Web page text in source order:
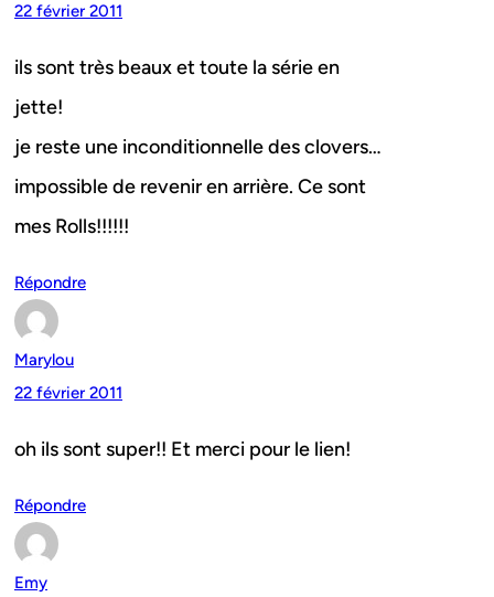
22 février 2011
ils sont très beaux et toute la série en
jette!
je reste une inconditionnelle des clovers…
impossible de revenir en arrière. Ce sont
mes Rolls!!!!!!
Répondre
Marylou
22 février 2011
oh ils sont super!! Et merci pour le lien!
Répondre
Emy